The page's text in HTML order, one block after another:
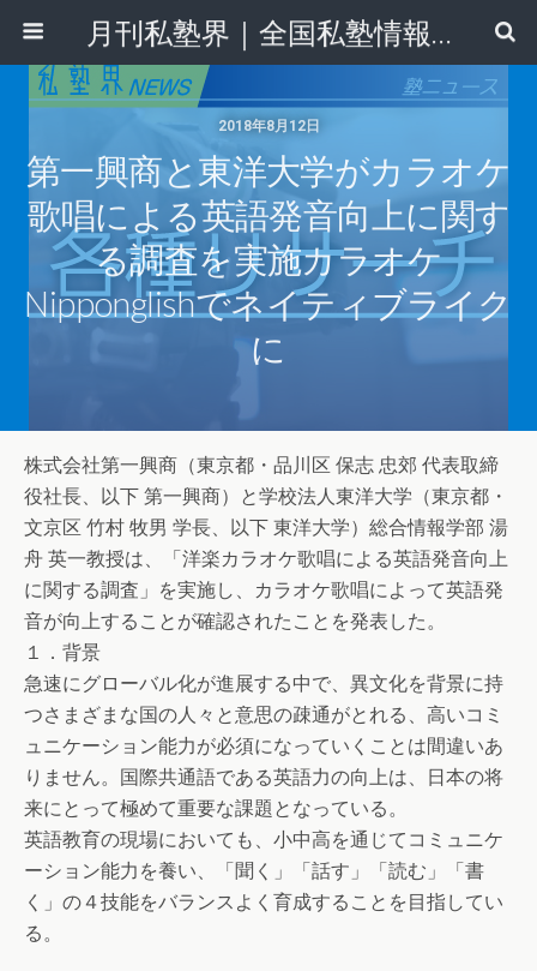
月刊私塾界｜全国私塾情報センター
2018年8月12日
第一興商と東洋大学がカラオケ
歌唱による英語発音向上に関す
る調査を実施カラオケ
Nipponglishでネイティブライク
に
株式会社第一興商（東京都・品川区 保志 忠郊 代表取締
役社長、以下 第一興商）と学校法人東洋大学（東京都・
文京区 竹村 牧男 学長、以下 東洋大学）総合情報学部 湯
舟 英一教授は、「洋楽カラオケ歌唱による英語発音向上
に関する調査」を実施し、カラオケ歌唱によって英語発
音が向上することが確認されたことを発表した。
１．背景
急速にグローバル化が進展する中で、異文化を背景に持
つさまざまな国の人々と意思の疎通がとれる、高いコミ
ュニケーション能力が必須になっていくことは間違いあ
りません。国際共通語である英語力の向上は、日本の将
来にとって極めて重要な課題となっている。
英語教育の現場においても、小中高を通じてコミュニケ
ーション能力を養い、「聞く」「話す」「読む」「書
く」の４技能をバランスよく育成することを目指してい
る。